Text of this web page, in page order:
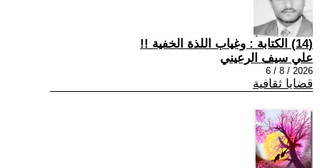
(14) الكتابة : وغياب اللذة الخفية !!
علي سيف الرعيني
2026 / 8 / 6
قضايا ثقافية